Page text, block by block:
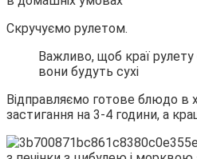
Скручуємо рулетом.
Важливо, щоб краї рулету
вони будуть сухі
Відправляємо готове блюдо в
застигання на 3-4 години, а